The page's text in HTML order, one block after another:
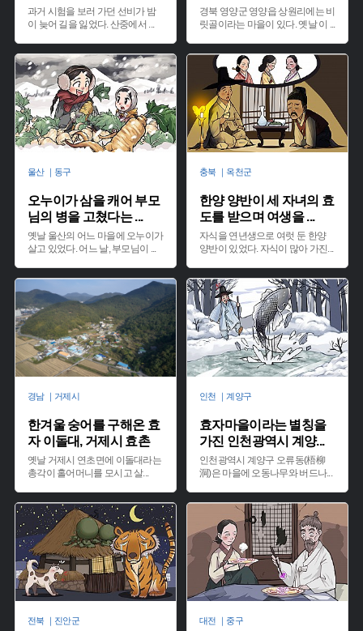
과거 시험을 보러 가던 선비가 밤
이 늦어 길을 잃었다. 산중에서 ...
경북 영양군 영양읍 상원리에는 비
릿골이라는 마을이 있다. 옛날 이 ...
울산 ｜동구
오누이가 삼을 캐어 부모
님의 병을 고쳤다는...
옛날 울산의 어느 마을에 오누이가
살고 있었다. 어느 날, 부모님이 ...
충북 ｜옥천군
한양 양반이 세 자녀의 효
도를 받으며 여생을...
자식을 연년생으로 여럿 둔 한양
양반이 있었다. 자식이 많아 가진...
경남 ｜거제시
한겨울 숭어를 구해온 효
자 이돌대, 거제시 효촌
옛날 거제시 연초면에 이돌대라는
총각이 홀어머니를 모시고 살...
인천 ｜계양구
효자마을이라는 별칭을
가진 인천광역시 계양...
인천광역시 계양구 오류동(梧柳
洞)은 마을에 오동나무와 버드나...
전북 ｜진안군 대전 ｜중구